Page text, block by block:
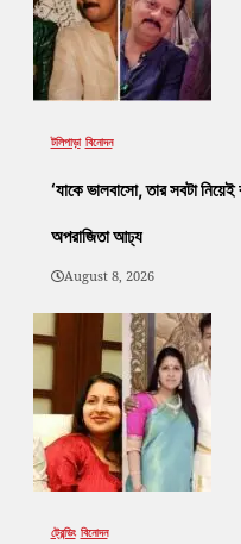
টলিপাড়া বিনোদন
‘যাকে ভালবাসো, তার সবটা
অপরাজিতা আঢ্য
August 8, 2026
ট্রেন্ডিং বিনোদন